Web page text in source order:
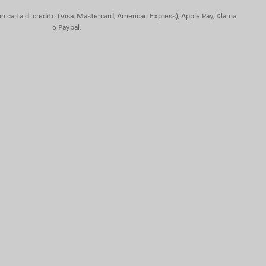
carta di credito (Visa, Mastercard, American Express), Apple Pay, Klarna
o Paypal.